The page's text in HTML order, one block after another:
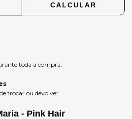
CALCULAR
toda a compra.
trocar ou devolver.
- Pink Hair